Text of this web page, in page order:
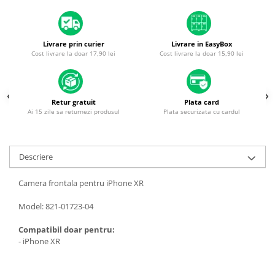
A1278 (Unibody 13” 2009-2012)
A1286 (Unibody 15” 2008-2012)
A1297 (Unibody 17” 2009-2011)
A1342 (Unibody 13” 2009-2010)
A1534 (Retina 12” 2015-2017)
Piese & Accesorii iPhone
iPhone 16 Pro
iPhone 17 Pro
iPhone 15 Pro Max
iPhone 16 Plus
iPhone 17
iPhone 15 Pro
Livrare prin curier
Cost livrare la doar 17,90 lei
Livrare in EasyBox
Cost livrare la doar 15,90 lei
Retur gratuit
Ai 15 zile sa returnezi produsul
Plata card
Plata securizata cu cardul
Descriere
Camera frontala pentru iPhone XR
Model: 821-01723-04
Compatibil doar pentru:
- iPhone XR